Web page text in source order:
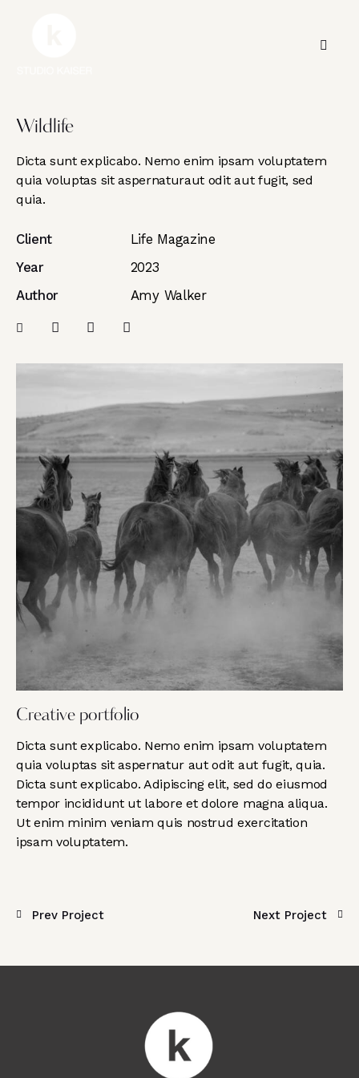
Wildlife
Creative portfolio
Dicta sunt explicabo. Nemo enim ipsam voluptatem
quia voluptas sit aspernatur aut odit aut fugit, quia.
Dicta sunt explicabo. Adipiscing elit, sed do eiusmod
tempor incididunt ut labore et dolore magna aliqua.
Ut enim minim veniam quis nostrud exercitation
ipsam voluptatem.
Dicta sunt explicabo. Nemo enim ipsam voluptatem
quia voluptas sit aspernaturaut odit aut fugit, sed
quia.
Client
Life Magazine
Year
2023
Author
Amy Walker
Prev Project Next Project